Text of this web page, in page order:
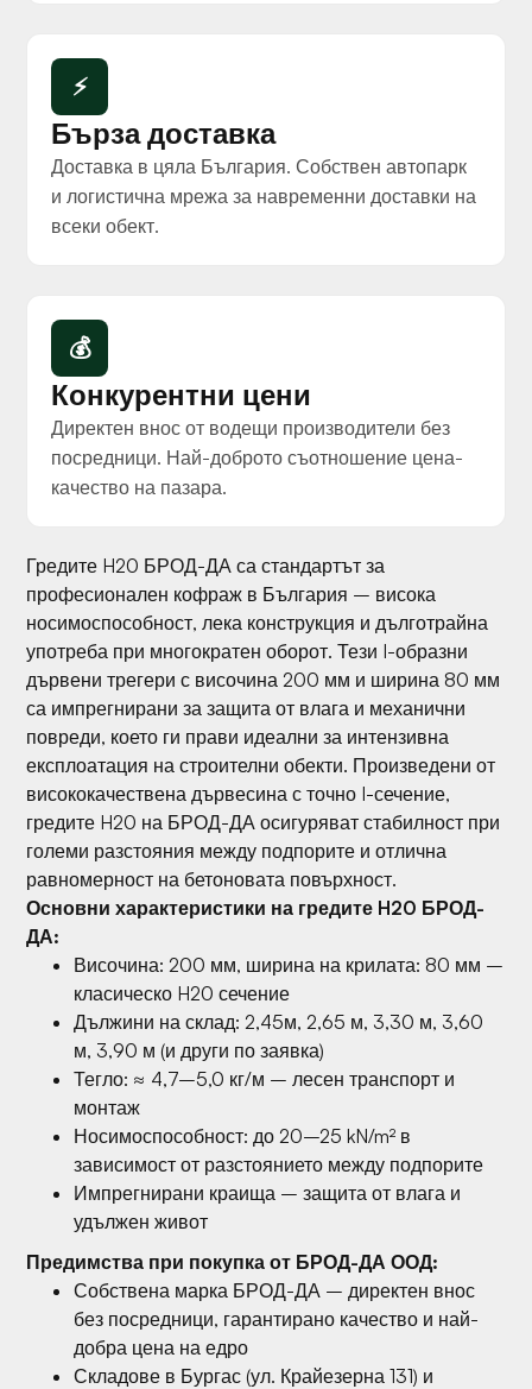
⚡
Бърза доставка
Доставка в цяла България. Собствен автопарк
и логистична мрежа за навременни доставки на
всеки обект.
💰
Конкурентни цени
Директен внос от водещи производители без
посредници. Най-доброто съотношение цена-
качество на пазара.
Гредите H20 БРОД-ДА са стандартът за
професионален кофраж в България – висока
носимоспособност, лека конструкция и дълготрайна
употреба при многократен оборот. Тези I-образни
дървени трегери с височина 200 мм и ширина 80 мм
са импрегнирани за защита от влага и механични
повреди, което ги прави идеални за интензивна
експлоатация на строителни обекти. Произведени от
висококачествена дървесина с точно I-сечение,
гредите H20 на БРОД-ДА осигуряват стабилност при
големи разстояния между подпорите и отлична
равномерност на бетоновата повърхност.
Основни характеристики на гредите H20 БРОД-
ДА:
Височина: 200 мм, ширина на крилата: 80 мм –
класическо H20 сечение
Дължини на склад: 2,45м, 2,65 м, 3,30 м, 3,60
м, 3,90 м (и други по заявка)
Тегло: ≈ 4,7–5,0 кг/м – лесен транспорт и
монтаж
Носимоспособност: до 20–25 kN/m² в
зависимост от разстоянието между подпорите
Импрегнирани краища – защита от влага и
удължен живот
Предимства при покупка от БРОД-ДА ООД:
Собствена марка БРОД-ДА – директен внос
без посредници, гарантирано качество и най-
добра цена на едро
Складове в Бургас (ул. Крайезерна 131) и